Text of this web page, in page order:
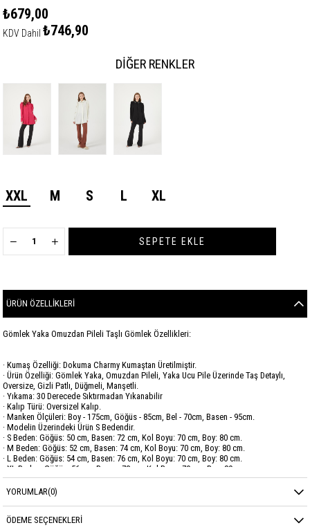
₺679,00
KDV Dahil ₺746,90
DIĞER RENKLER
XXL M S L XL
ÜRÜN ÖZELLIKLERI
Gömlek Yaka Omuzdan Pileli Taşlı Gömlek Özellikleri:
· Kumaş Özelliği: Dokuma Charmy Kumaştan Üretilmiştir.
· Ürün Özelliği: Gömlek Yaka, Omuzdan Pileli, Yaka Ucu Pile Üzerinde Taş Detaylı,
Oversize, Gizli Patlı, Düğmeli, Manşetli.
· Yıkama: 30 Derecede Sıktırmadan Yıkanabilir
· Kalıp Türü: Oversizel Kalıp.
· Manken Ölçüleri: Boy - 175cm, Göğüs - 85cm, Bel - 70cm, Basen - 95cm.
· Modelin Üzerindeki Ürün S Bedendir.
· S Beden: Göğüs: 50 cm, Basen: 72 cm, Kol Boyu: 70 cm, Boy: 80 cm.
· M Beden: Göğüs: 52 cm, Basen: 74 cm, Kol Boyu: 70 cm, Boy: 80 cm.
· L Beden: Göğüs: 54 cm, Basen: 76 cm, Kol Boyu: 70 cm, Boy: 80 cm.
· XL Beden: Göğüs: 56 cm, Basen: 78 cm, Kol Boyu: 70 cm, Boy: 80 cm.
· XXL Beden: Göğüs: 58 cm, Basen: 80 cm, Kol Boyu: 70 cm, Boy: 80 cm.
Sezon
YORUMLAR(0)
ÖDEME SEÇENEKLERI